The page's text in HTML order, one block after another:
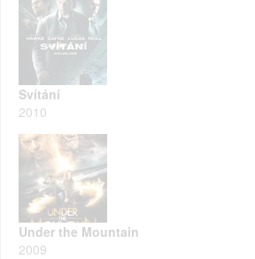
Svítání
2010
Under the Mountain
2009